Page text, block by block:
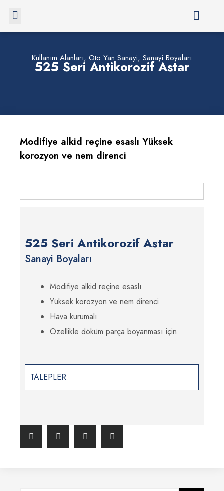
Kullanım Alanları, Oto Yan Sanayi, Sanayi Boyaları
525 Seri Antikorozif Astar
Modifiye alkid reçine esaslı Yüksek
korozyon ve nem direnci
525 Seri Antikorozif Astar
Sanayi Boyaları
Modifiye alkid reçine esaslı
Yüksek korozyon ve nem direnci
Hava kurumalı
Özellikle döküm parça boyanması için
TALEPLER